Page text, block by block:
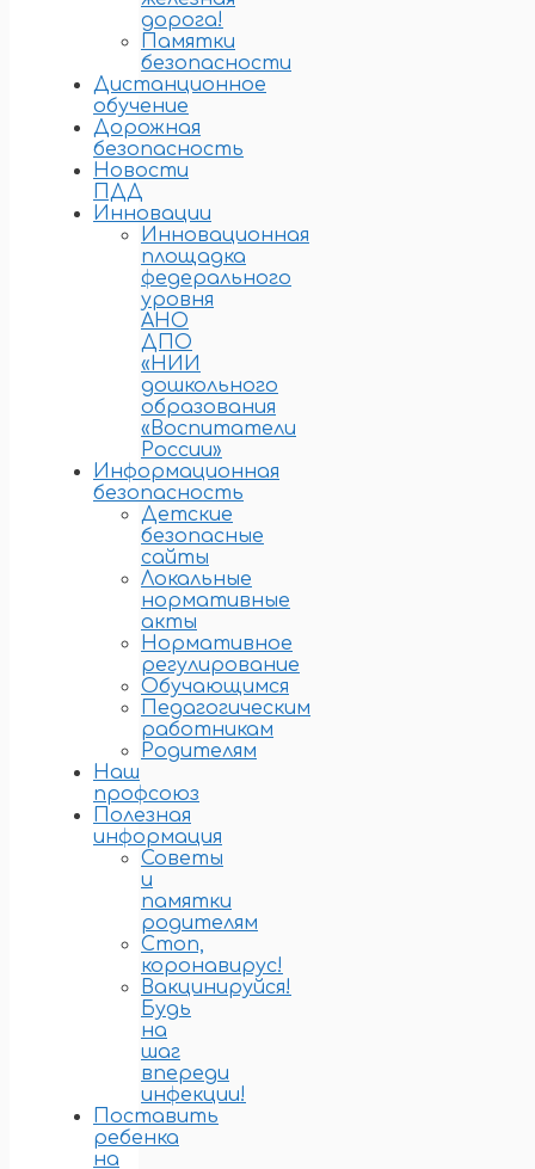
дорога!
Памятки
безопасности
Дистанционное
обучение
Дорожная
безопасность
Новости
ПДД
Инновации
Инновационная
площадка
федерального
уровня
АНО
ДПО
«НИИ
дошкольного
образования
«Воспитатели
России»
Информационная
безопасность
Детские
безопасные
сайты
Локальные
нормативные
акты
Нормативное
регулирование
Обучающимся
Педагогическим
работникам
Родителям
Наш
профсоюз
Полезная
информация
Советы
и
памятки
родителям
Стоп,
коронавирус!
Вакцинируйся!
Будь
на
шаг
впереди
инфекции!
Поставить
ребенка
на